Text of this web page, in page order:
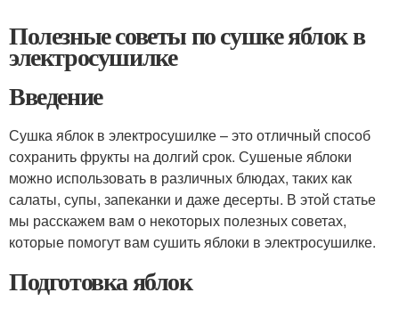
Полезные советы по сушке яблок в
электросушилке
Введение
Сушка яблок в электросушилке – это отличный способ
сохранить фрукты на долгий срок. Сушеные яблоки
можно использовать в различных блюдах, таких как
салаты, супы, запеканки и даже десерты. В этой статье
мы расскажем вам о некоторых полезных советах,
которые помогут вам сушить яблоки в электросушилке.
Подготовка яблок